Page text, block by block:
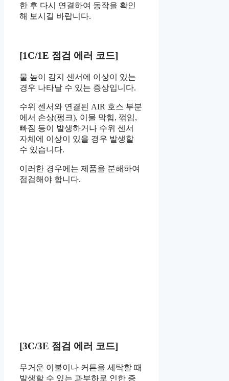
한 후 다시 연결하여 동작을 확인
해 보시길 바랍니다.
[1C/1E 점검 에러 코드]
물 높이 감지 센서에 이상이 있는
경우 나타날 수 있는 증상입니다.
수위 센서와 연결된 AIR 호스 부분
에서 손상(펑크), 이물 막힘, 꺾임,
빠짐 등이 발생하거나 수위 센서
자체에 이상이 있을 경우 발생할
수 있습니다.
이러한 경우에는 제품을 분해하여
점검해야 합니다.
[3C/3E 점검 에러 코드]
무거운 이불이나 커튼을 세탁할 때
발생할 수 있는 과부하로 인한 증